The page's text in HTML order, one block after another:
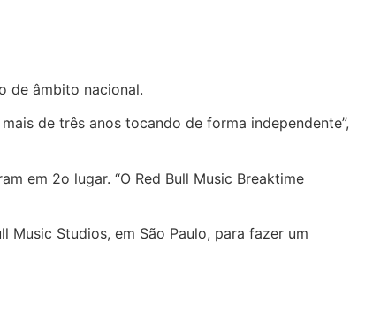
de âmbito nacional.
de três anos tocando de forma independente”,
em 2o lugar. “O Red Bull Music Breaktime
Music Studios, em São Paulo, para fazer um